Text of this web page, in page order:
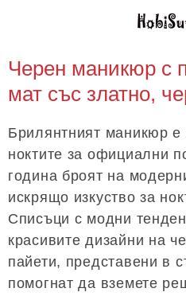
Черен маникюр с
мат със златно,
Брилянтният маникюр е
ноктите за официални
година броят на
искрящо изкуство за
Списъци с модни
красивите дизайни на
пайети, представени в
помогнат да вземете